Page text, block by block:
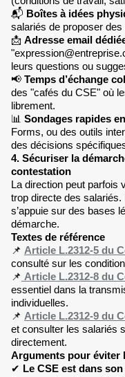
📬 Boîtes à idées
salariés de proposer
📩 Adresse email
"
leurs questions ou
📢 Temps d’échange
des "cafés du CSE" où
librement.
📊 Sondages rapides
Forms, ou des outils
des décisions
4. Sécuriser la
contestation
La direction peut parfois
trop directe des
s’appuie sur des bases
démarche.
Textes de référence
📌 Article L.2312-5 du
consulté sur les
📌 Article L.2312-8 du
essentiel dans la
individuelles.
📌 Article L.2312-9 du
et consulter les salariés
directement.
Arguments pour éviter
✔ Le CSE est dans